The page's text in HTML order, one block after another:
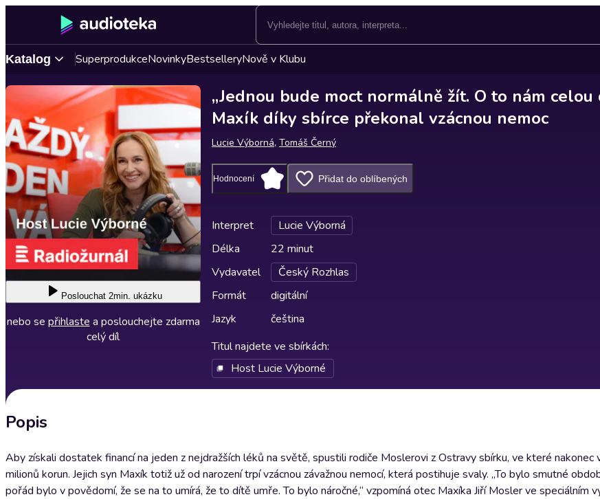
Katalog SuperprodukceNovinkyBestselleryNově v Klubu
Poslouchat 2min. ukázku
nebo se přihlaste a poslouchejte zdarma
celý díl
„Jednou bude moct normálně žít. O to nám celou
Maxík díky sbírce překonal vzácnou nemoc
Lucie Výborná, Tomáš Černý
Hodnocení Přidat do oblíbených
Interpret
Lucie Výborná
Délka
22 minut
Vydavatel
Český Rozhlas
Formát
digitální
Jazyk
čeština
Titul najdete ve sbírkách:
Host Lucie Výborné
Popis
Aby získali dostatek financí na jeden z nejdražších léků na světě, spustili rodiče Moslerovi z Ostravy sbírku, ve které nakonec
milionů korun. Jejich syn Maxík totiž už od narození trpí vzácnou závažnou nemocí, která postihuje svaly. „To bylo smutné
pořád bylo v povědomí, že se na to umírá, že to dítě umře. To bylo náročné,“ vzpomíná otec Maxíka Jiří Mosler ve speciálním